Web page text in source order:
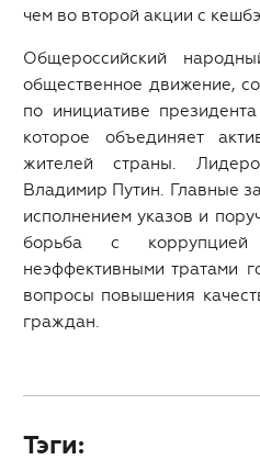
чем во второй акции с
Общероссийский
общественное движение,
по инициативе
которое объединяет
жителей страны.
Владимир Путин. Главные
исполнением указов и
борьба с коррупцией
неэффективными тратами
вопросы повышения
граждан.
Тэги: